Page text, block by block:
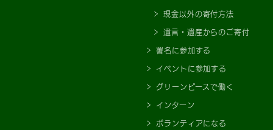
現金以外の寄付方法
遺言・遺産からのご寄付
署名に参加する
イベントに参加する
グリーンピースで働く
インターン
ボランティアになる